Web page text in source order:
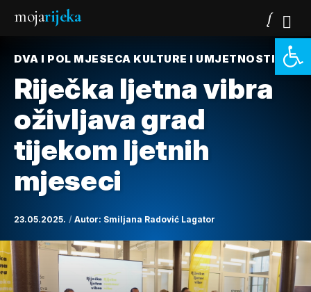
mojarijeka
DVA I POL MJESECA KULTURE I UMJETNOSTI
Riječka ljetna vibra
oživljava grad
tijekom ljetnih
mjeseci
23.05.2025. Autor: Smiljana Radović Lagator